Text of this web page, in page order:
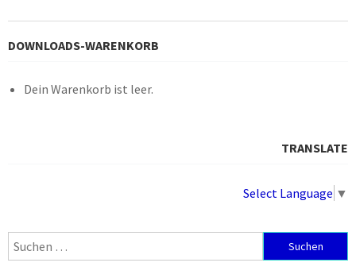
DOWNLOADS-WARENKORB
Dein Warenkorb ist leer.
TRANSLATE
Select Language ▼
Suchen
nach: